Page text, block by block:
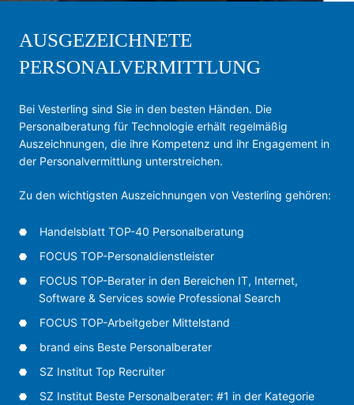
AUSGEZEICHNETE
PERSONALVERMITTLUNG
Bei Vesterling sind Sie in den besten Händen. Die
Personalberatung für Technologie erhält regelmäßig
Auszeichnungen, die ihre Kompetenz und ihr Engagement in
der Personalvermittlung unterstreichen.
Zu den wichtigsten Auszeichnungen von Vesterling gehören:
Handelsblatt TOP-40 Personalberatung
FOCUS TOP-Personaldienstleister
FOCUS TOP-Berater in den Bereichen IT, Internet,
Software & Services sowie Professional Search
FOCUS TOP-Arbeitgeber Mittelstand
brand eins Beste Personalberater
SZ Institut Top Recruiter
SZ Institut Beste Personalberater: #1 in der Kategorie